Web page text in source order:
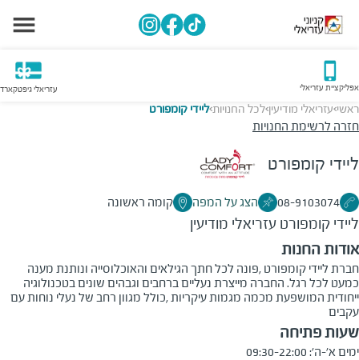
אפליקציית עזריאלי עזריאלי גיפטקארד
ראשי>עזריאלי מודיעין>לכל החנויות>ליידי קומפורט
חזרה לרשימת החנויות
ליידי קומפורט
08-9103074 הצג על המפה קומה ראשונה
ליידי קומפורט עזריאלי מודיעין
אודות החנות
חברת ליידי קומפורט ,פונה לכל חתך הגילאים והאוכלוסייה ונותנת מענה
כמעט לכל רגל. החברה מייצרת נעליים ברחבים וגבהים שונים בטכנולוגיה
ייחודית המושפעת מכמה מגמות עיקריות ,כולל מגוון רחב של נעלי נוחות עם
עקבים
שעות פתיחה